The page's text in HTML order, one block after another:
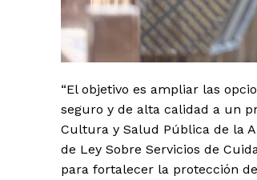
“El objetivo es ampliar las
seguro y de alta calidad a un
Cultura y Salud Pública de la
de Ley Sobre Servicios de
para fortalecer la protección